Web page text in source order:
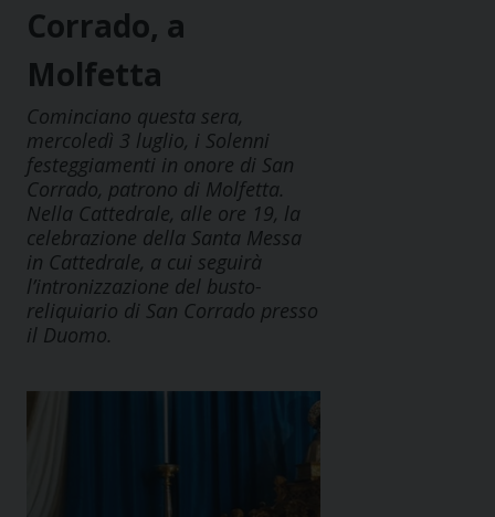
Corrado, a
Molfetta
Cominciano questa sera,
mercoledì 3 luglio, i Solenni
festeggiamenti in onore di San
Corrado, patrono di Molfetta.
Nella Cattedrale, alle ore 19, la
celebrazione della Santa Messa
in Cattedrale, a cui seguirà
l’intronizzazione del busto-
reliquiario di San Corrado presso
il Duomo.